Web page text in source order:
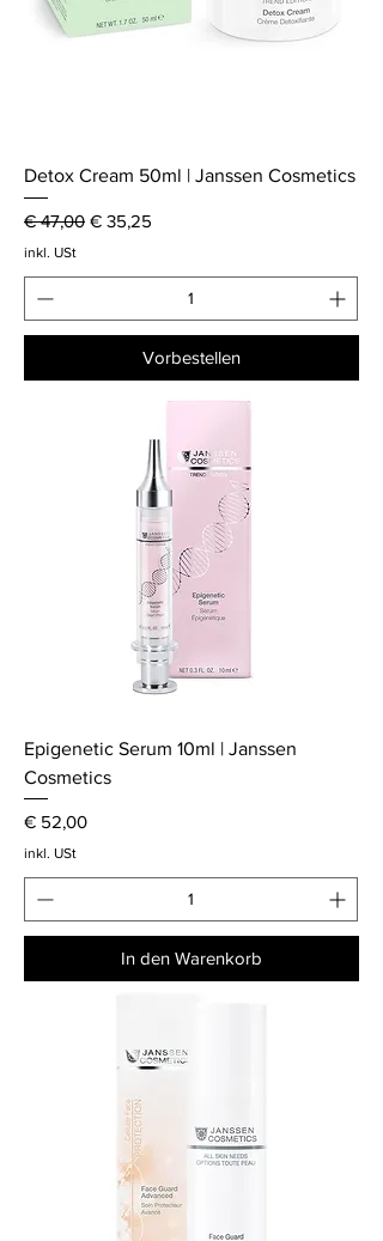
Detox Cream 50ml | Janssen Cosmetics
Standardpreis
€ 47,00 Sale-Preis
€ 35,25
inkl. USt
Vorbestellen
Epigenetic Serum 10ml | Janssen
Cosmetics
Preis
€ 52,00
inkl. USt
In den Warenkorb